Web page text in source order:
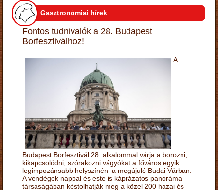
Gasztronómiai hírek
Fontos tudnivalók a 28. Budapest
Borfesztiválhoz!
A
Budapest Borfesztivál 28. alkalommal várja a borozni,
kikapcsolódni, szórakozni vágyókat a főváros egyik
legimpozánsabb helyszínén, a megújuló Budai Várban.
A vendégek nappal és este is káprázatos panoráma
társaságában kóstolhatják meg a közel 200 hazai és